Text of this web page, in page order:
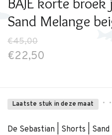
Sand Melange
€45,00
€22,50
Laatste stuk in deze maat • •
De Sebastian | Shorts |